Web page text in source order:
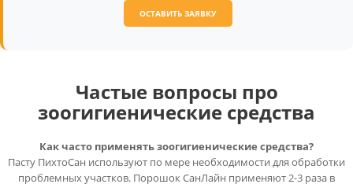
ОСТАВИТЬ ЗАЯВКУ
Частые вопросы про
зоогигиенические средства
Как часто применять зоогигиенические средства?
Пасту ПихтоСан используют по мере необходимости для обработки
проблемных участков. Порошок СанЛайн применяют 2-3 раза в